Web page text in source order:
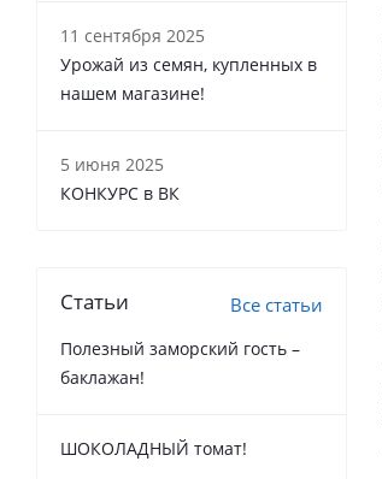
11 сентября 2025
Урожай из семян, купленных в
нашем магазине!
5 июня 2025
КОНКУРС в ВК
Статьи Все статьи
Полезный заморский гость –
баклажан!
ШОКОЛАДНЫЙ томат!